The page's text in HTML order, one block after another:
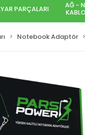
PARÇALARI AĞ -
Notebook Adaptör